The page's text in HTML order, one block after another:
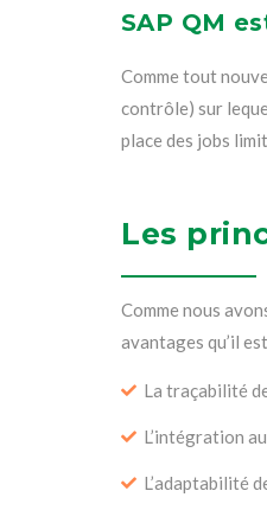
SAP QM
Comme tout
contrôle) sur
place des jobs
Les
Comme nous
avantages qu’il
La traçabilité
L’intégration
L’adaptabilité